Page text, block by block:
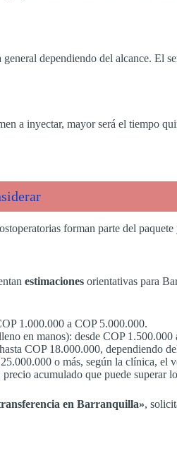
dependiendo del alcance. El
a inyectar, mayor será el tiempo
forman parte del paquete
estimaciones orientativas para
1.000.000 a COP 5.000.000.
en manos): desde COP
COP 18.000.000, dependiendo
o más, según la clínica, el
acumulado que puede superar
en Barranquilla»,